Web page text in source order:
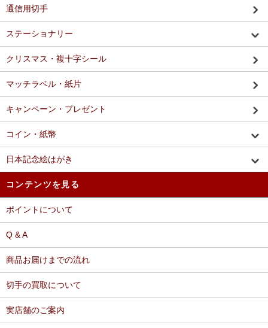
通信用切手
ステーショナリー
クリスマス・複十字シール
マッチラベル・紙片
キャンペーン・プレゼント
コイン・紙幣
日本記念絵はがき
コンテンツを見る
ポイントについて
Q & A
商品お届けまでの流れ
切手の買取について
実店舗のご案内